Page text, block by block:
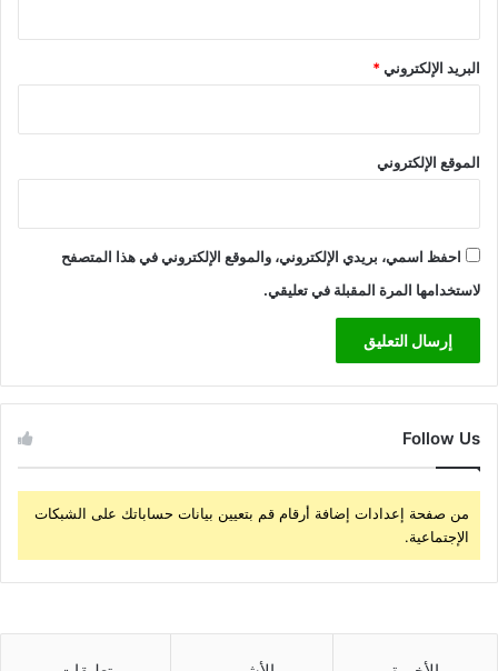
البريد الإلكتروني*
الموقع الإلكتروني
احفظ اسمي، بريدي الإلكتروني، والموقع الإلكتروني في هذا المتصفح
لاستخدامها المرة المقبلة في تعليقي.
Follow Us
من صفحة إعدادات إضافة أرقام قم بتعيين بيانات حساباتك على الشبكات
الإجتماعية.